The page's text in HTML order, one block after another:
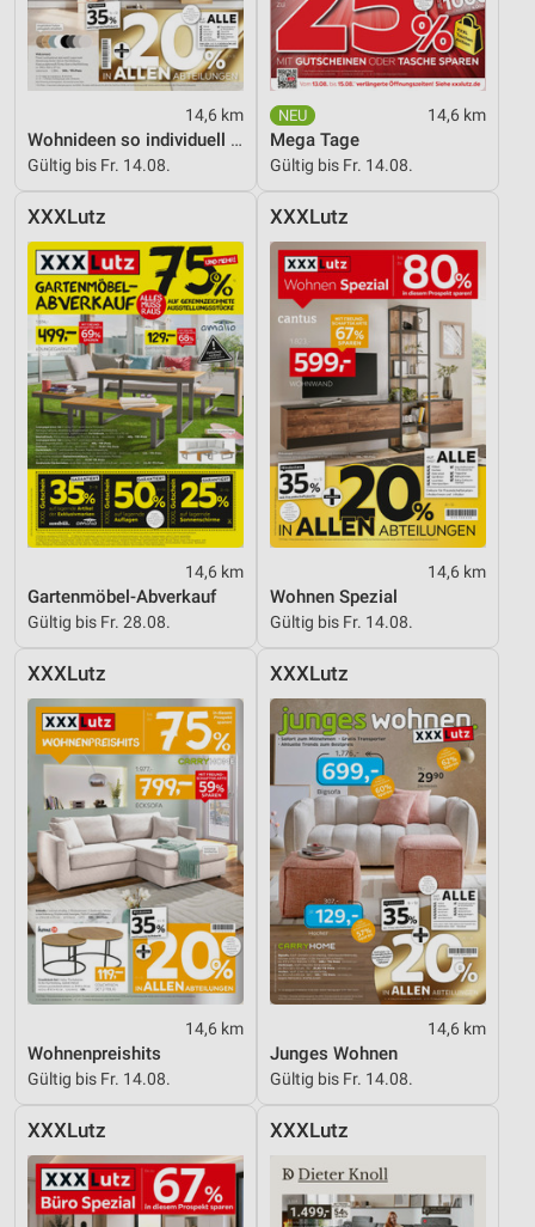
14,6 km
Wohnideen so individuell wie du!
Gültig bis Fr. 14.08.
14,6 km
Mega Tage
Gültig bis Fr. 14.08.
XXXLutz
14,6 km
Gartenmöbel-Abverkauf
Gültig bis Fr. 28.08.
XXXLutz
14,6 km
Wohnen Spezial
Gültig bis Fr. 14.08.
XXXLutz
14,6 km
Wohnenpreishits
Gültig bis Fr. 14.08.
XXXLutz
14,6 km
Junges Wohnen
Gültig bis Fr. 14.08.
XXXLutz XXXLutz
Entwicklung und Verbesserung der Angebote
Verwendung reduzierter Daten zur Auswahl von
IAB-Besonderheiten:
Verwendung genauer Standortdaten
Geräte anhand von aktiv angeforderten
Informationen identifizieren
Nicht-IAB-Verarbeitungszwecke:
Notwendig
Performance
Funktional
Werbung